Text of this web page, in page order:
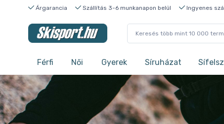
Árgarancia Szállítás 3-6 munkanapon belül Ingyenes
Férfi Női Gyerek Síruházat